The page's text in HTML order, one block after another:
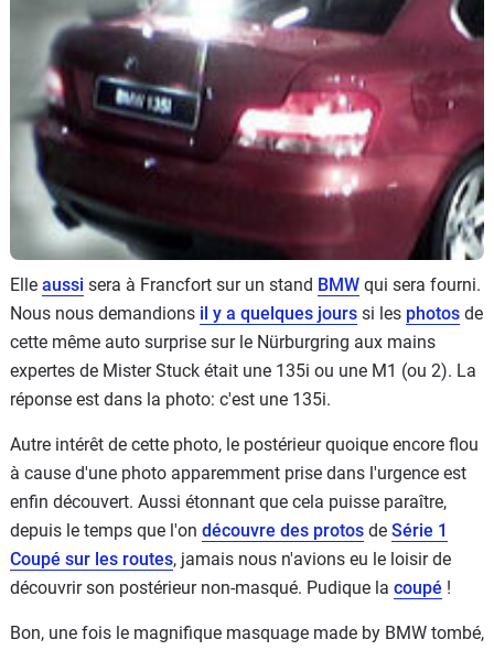
Services
Forum
Moto
Marques
Elle aussi sera à Francfort sur un stand BMW qui sera fourni.
Nous nous demandions il y a quelques jours si les photos de
cette même auto surprise sur le Nürburgring aux mains
expertes de Mister Stuck était une 135i ou une M1 (ou 2). La
réponse est dans la photo: c'est une 135i.
Autre intérêt de cette photo, le postérieur quoique encore flou
à cause d'une photo apparemment prise dans l'urgence est
enfin découvert. Aussi étonnant que cela puisse paraître,
depuis le temps que l'on découvre des protos de Série 1
Coupé sur les routes, jamais nous n'avions eu le loisir de
découvrir son postérieur non-masqué. Pudique la coupé !
Bon, une fois le magnifique masquage made by BMW tombé,